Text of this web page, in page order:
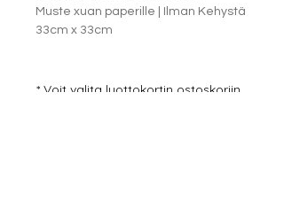
Muste xuan paperille | Ilman Kehystä
33cm x 33cm
* Voit valita luottokortin ostoskoriin